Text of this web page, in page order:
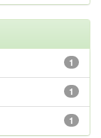
1
1
1